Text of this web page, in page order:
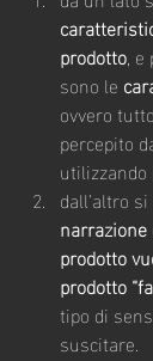
prodotto,
sono le
ovvero
percepito
dall’altro
prodotto
prodotto
tipo di
suscitare.